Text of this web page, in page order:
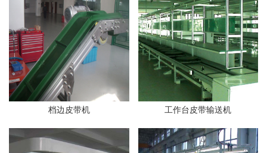
档边皮带机 工作台皮带输送机